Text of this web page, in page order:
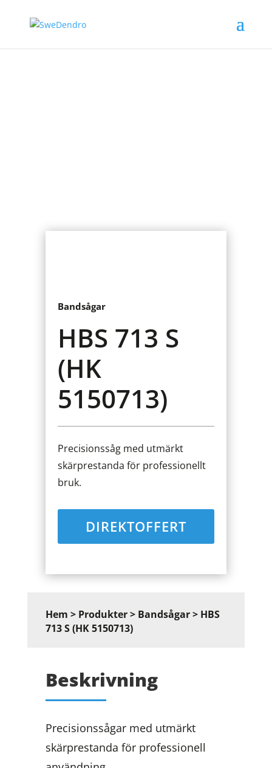
Bandsågar
HBS 713 S
(HK
5150713)
Precisionssåg med utmärkt
skärprestanda för professionellt
bruk.
DIREKTOFFERT
Hem > Produkter> Bandsågar> HBS
713 S (HK 5150713)
Beskrivning
Precisionssågar med utmärkt
skärprestanda för professionell